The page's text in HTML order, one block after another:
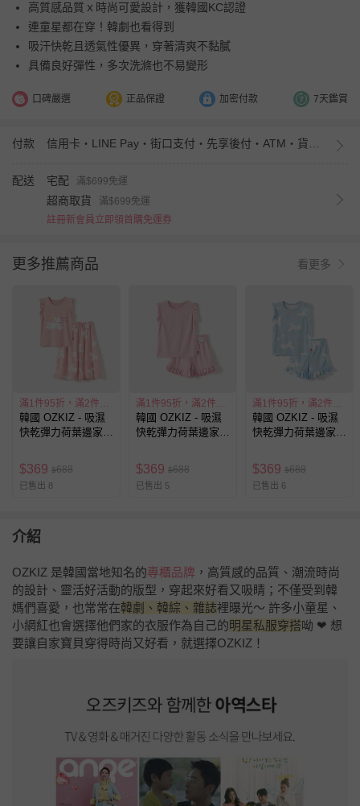
高質感品質ｘ時尚可愛設計，獲韓國KC認證
連童星都在穿！韓劇也看得到
吸汗快乾且透氣性優異，穿著清爽不黏膩
具備良好彈性，多次洗滌也不易變形
口碑嚴選 正品保證 加密付款 7天鑑賞
付款
配送 宅配 滿$699免運
超商取貨
滿$699免運
註冊新會員立即領首購免運券
更多推薦商品 看更多
滿1件95折，滿2件88折
韓國 OZKIZ - 吸濕
快乾彈力荷葉邊家居
$369 $688
已售出 8
滿1件95折，滿2件88折
韓國 OZKIZ - 吸濕
快乾彈力荷葉邊家居
$369 $688
已售出 5
滿1件95折，滿2件88折
韓國 OZKIZ - 吸濕
快乾彈力荷葉邊家居
$369 $688
已售出 6
介紹
OZKIZ 是韓國當地知名的專櫃品牌 ，高質感的品質、潮流時尚
的設計、靈活好活動的版型，穿起來好看又吸睛；不僅受到韓
媽們喜愛，也常常在韓劇、韓綜、雜誌裡曝光～ 許多小童星、
小網紅也會選擇他們家的衣服作為自己的明星私服穿搭呦 ❤ 想
要讓自家寶貝穿得時尚又好看，就選擇OZKIZ！